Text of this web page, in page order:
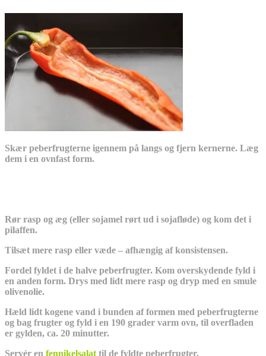
Skær peberfrugterne igennem på langs og fjern kernerne. Læg
dem i en ovnfast form.
Rør rasp og æg (eller sojamel rørt ud i sojafløde) og kom det i
pilaffen.
Tilsæt mere rasp eller væde – afhængig af konsistensen.
Fordel fyldet i de halve peberfrugter. Kom overskydende fyld i
en anden form. Drys med lidt mere rasp og dryp med en smule
olivenolie.
Hæld lidt kogene vand i bunden af formen med peberfrugterne
og bag frugter og fyld i en 190 grader varm ovn, til overfladen
er gylden, ca. 20 minutter.
Servér en fennikelsalat til de fyldte peberfrugter.